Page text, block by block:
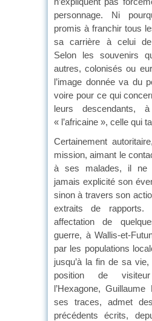
personnage. Ni
promis à franchir tous
sa carrière à celui de
Selon les souvenirs
autres, colonisés ou
l’image donnée va du
voire pour ce qui
leurs descendants,
« l’africaine », celle qui
Certainement
mission, aimant le
à ses malades, il ne
jamais explicité son
sinon à travers son
extraits de rapports.
affectation de
guerre, à Wallis-et-
par les populations
jusqu’à la fin de sa
position de
l’Hexagone,
ses traces, admet
précédents écrits,